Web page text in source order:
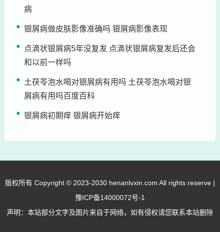
病
银屑病做皮肤影像准确吗 银屑病影像表现
点滴状银屑病5年没复发 点滴状银屑病复发后还会
和以前一样吗
土茯苓泡水喝对银屑病有用吗 土茯苓泡水喝对银
屑病有用吗百度百科
银屑病初期痒 银屑病开始痒
版权所有 Copyright © 2023-2030 henanlvxin.com All rights reserve |
豫ICP备14000072号-1
声明：本站部分文字及图片来自于网络，如有侵权请您联系本站删除